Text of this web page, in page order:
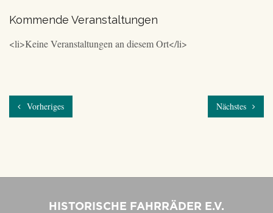
Kommende Veranstaltungen
<li>Keine Veranstaltungen an diesem Ort</li>
Vorheriges Nächstes
HISTORISCHE FAHRRÄDER E.V.